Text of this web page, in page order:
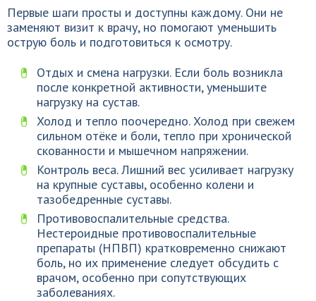
Первые шаги просты и доступны каждому. Они не
заменяют визит к врачу, но помогают уменьшить
острую боль и подготовиться к осмотру.
Отдых и смена нагрузки. Если боль возникла
после конкретной активности, уменьшите
нагрузку на сустав.
Холод и тепло поочередно. Холод при свежем
сильном отёке и боли, тепло при хронической
скованности и мышечном напряжении.
Контроль веса. Лишний вес усиливает нагрузку
на крупные суставы, особенно колени и
тазобедренные суставы.
Противовоспалительные средства.
Нестероидные противовоспалительные
препараты (НПВП) кратковременно снижают
боль, но их применение следует обсудить с
врачом, особенно при сопутствующих
заболеваниях.